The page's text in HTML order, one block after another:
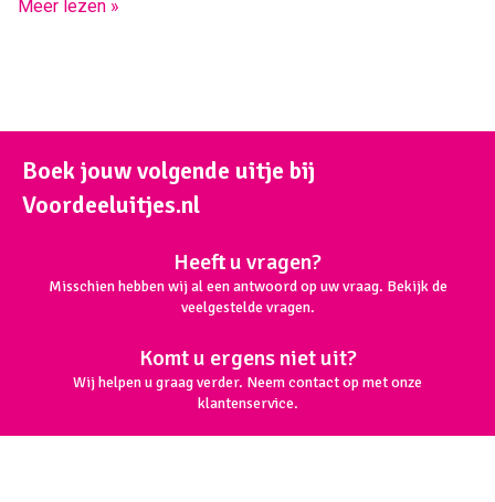
Meer lezen »
Boek jouw volgende uitje bij
Voordeeluitjes.nl
Heeft u vragen?
Misschien hebben wij al een antwoord op uw vraag. Bekijk de
veelgestelde vragen.
Komt u ergens niet uit?
Wij helpen u graag verder. Neem contact op met onze
klantenservice.